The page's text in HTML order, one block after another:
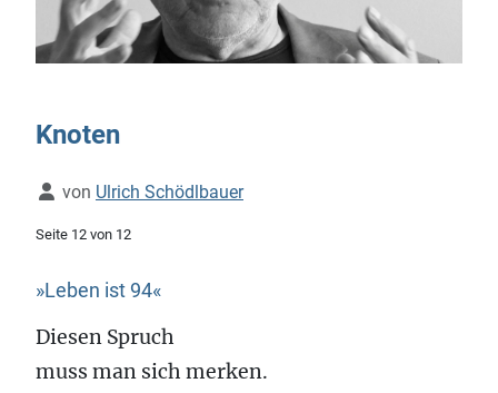
Knoten
Details
von Ulrich Schödlbauer
Seite 12 von 12
»Leben ist 94«
Diesen Spruch
muss man sich merken.